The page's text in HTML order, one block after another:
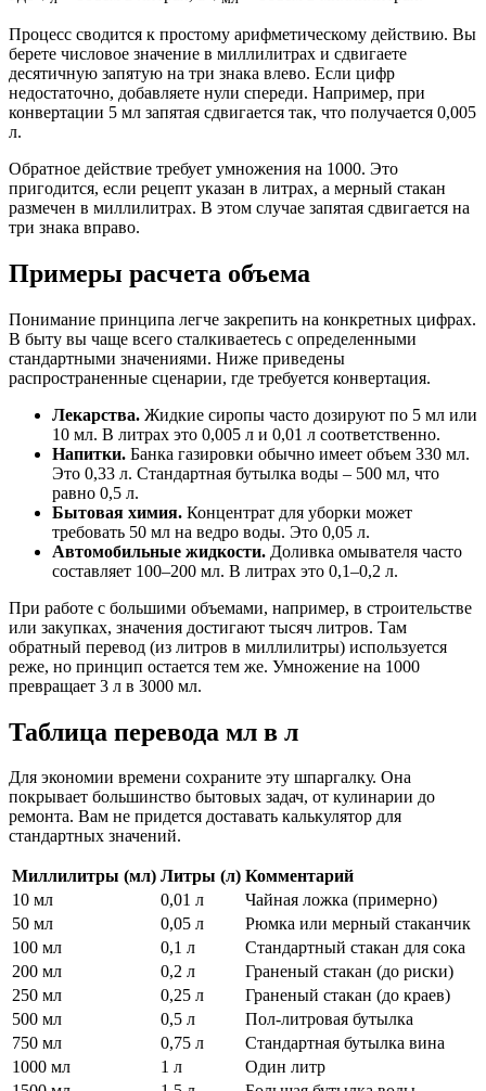
Процесс сводится к простому арифметическому действию. Вы
берете числовое значение в миллилитрах и сдвигаете
десятичную запятую на три знака влево. Если цифр
недостаточно, добавляете нули спереди. Например, при
конвертации 5 мл запятая сдвигается так, что получается 0,005
л.
Обратное действие требует умножения на 1000. Это
пригодится, если рецепт указан в литрах, а мерный стакан
размечен в миллилитрах. В этом случае запятая сдвигается на
три знака вправо.
Примеры расчета объема
Понимание принципа легче закрепить на конкретных цифрах.
В быту вы чаще всего сталкиваетесь с определенными
стандартными значениями. Ниже приведены
распространенные сценарии, где требуется конвертация.
Лекарства. Жидкие сиропы часто дозируют по 5 мл или
10 мл. В литрах это 0,005 л и 0,01 л соответственно.
Напитки. Банка газировки обычно имеет объем 330 мл.
Это 0,33 л. Стандартная бутылка воды – 500 мл, что
равно 0,5 л.
Бытовая химия. Концентрат для уборки может
требовать 50 мл на ведро воды. Это 0,05 л.
Автомобильные жидкости. Доливка омывателя часто
составляет 100–200 мл. В литрах это 0,1–0,2 л.
При работе с большими объемами, например, в строительстве
или закупках, значения достигают тысяч литров. Там
обратный перевод (из литров в миллилитры) используется
реже, но принцип остается тем же. Умножение на 1000
превращает 3 л в 3000 мл.
Таблица перевода мл в л
Для экономии времени сохраните эту шпаргалку. Она
покрывает большинство бытовых задач, от кулинарии до
ремонта. Вам не придется доставать калькулятор для
стандартных значений.
Миллилитры (мл) Литры (л) Комментарий
10 мл
0,01 л
Чайная ложка (примерно)
50 мл
0,05 л
Рюмка или мерный стаканчик
100 мл
0,1 л
Стандартный стакан для сока
200 мл
0,2 л
Граненый стакан (до риски)
250 мл
0,25 л
Граненый стакан (до краев)
500 мл
0,5 л
Пол-литровая бутылка
750 мл
0,75 л
Стандартная бутылка вина
1000 мл
1 л
Один литр